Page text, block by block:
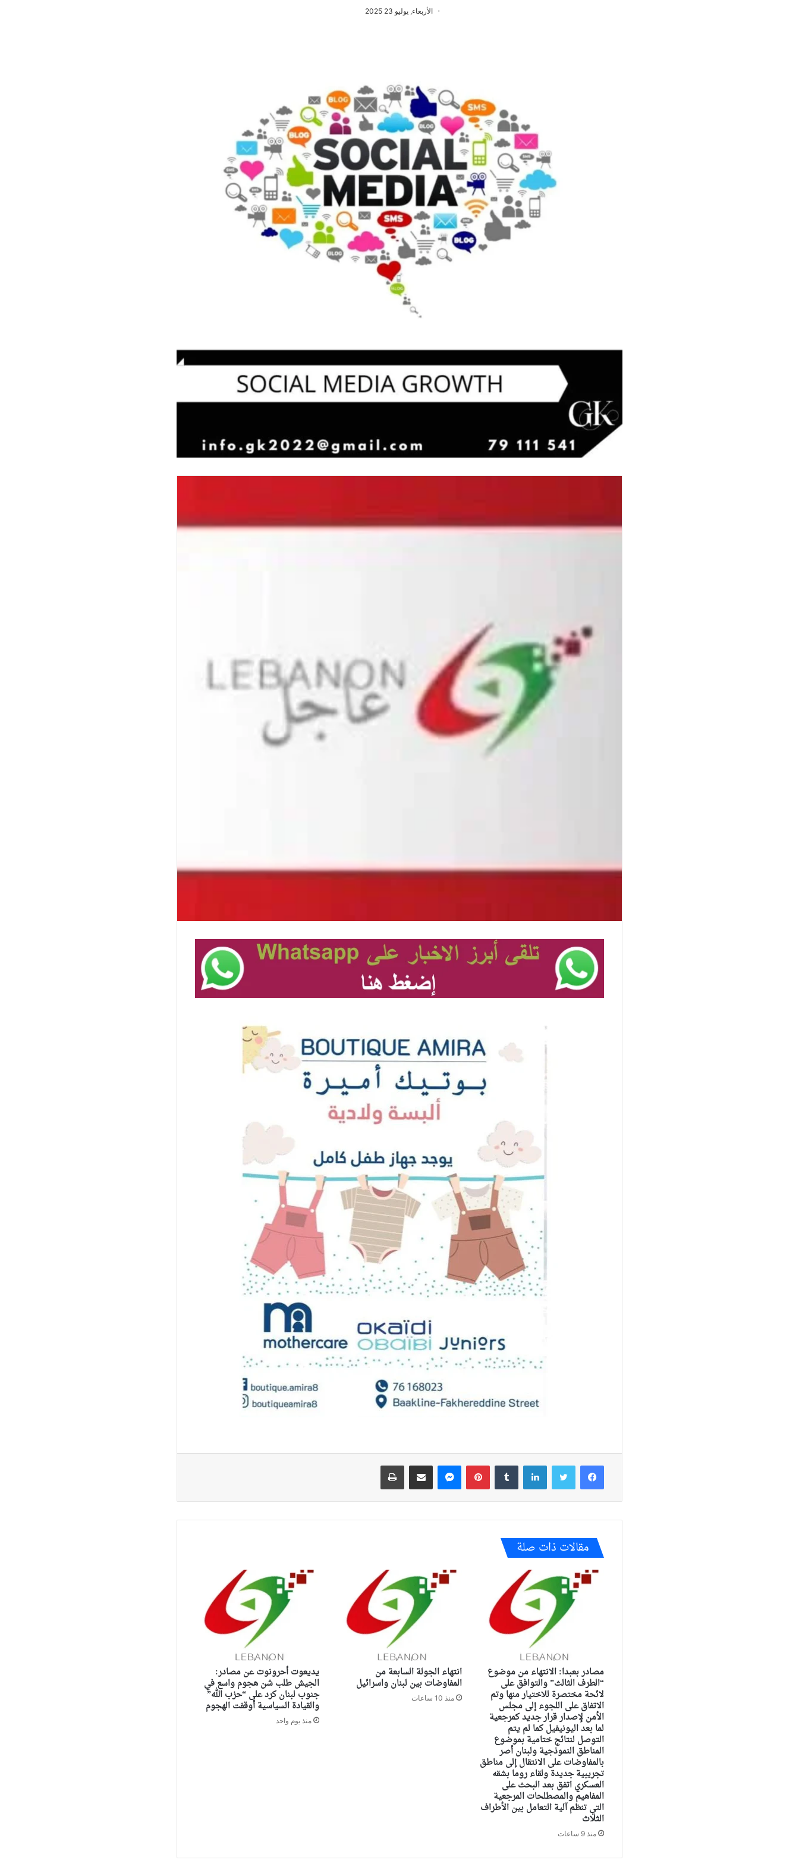
الأربعاء, يوليو 23 2025
فيسبوك تويتر لينكدإن بينتيريستماسنجر مشاركة عبر البريد طباعة
مقالات ذات صلة
مصادر بعبدا: الانتهاء من موضوع
“الطرف الثالث” والتوافق على
لائحة مختصرة للاختيار منها وتم
الاتفاق على اللجوء إلى مجلس
الأمن لإصدار قرار جديد كمرجعية
لما بعد اليونيفيل كما لم يتم
التوصل لنتائج ختامية بموضوع
المناطق النموذجية ولبنان أصر
بالمفاوضات على الانتقال إلى مناطق
تجريبية جديدة ولقاء روما بشقه
العسكري اتفق بعد البحث على
المفاهيم والمصطلحات المرجعية
التي تنظم آلية التعامل بين الأطراف
الثلاث
منذ 9 ساعات
انتهاء الجولة السابعة من
المفاوضات بين لبنان واسرائيل
منذ 10 ساعات
يديعوت أحرونوت عن مصادر:
الجيش طلب شن هجوم واسع في
جنوب لبنان كرد على “حزب الله”
والقيادة السياسية أوقفت الهجوم
منذ يوم واحد